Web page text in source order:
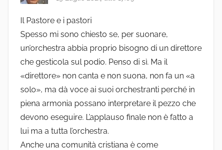
Il Pastore e i pastori
Spesso mi sono chiesto se, per suonare,
un’orchestra abbia proprio bisogno di un direttore
che gesticola sul podio. Penso di sì. Ma il
«direttore» non canta e non suona, non fa un «a
solo», ma dà voce ai suoi orchestranti perché in
piena armonia possano interpretare il pezzo che
devono eseguire. L’applauso finale non è fatto a
lui ma a tutta l’orchestra.
Anche una comunità cristiana è come